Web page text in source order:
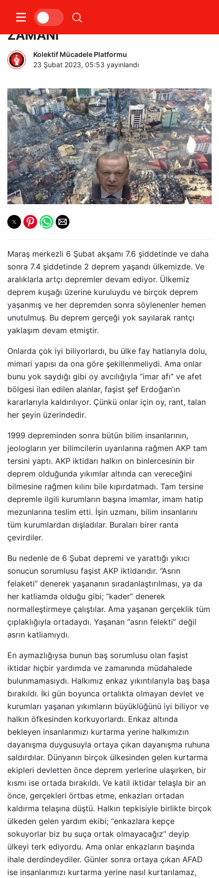
ŞİMDİ İSYANI ÖRGÜTLEME
ZAMANI
Kolektif Mücadele Platformu
23 Şubat 2023, 05:53 yayınlandı
Maraş merkezli 6 Şubat akşamı 7.6 şiddetinde ve daha
sonra 7.4 şiddetinde 2 deprem yaşandı ülkemizde. Ve
aralıklarla artçı depremler devam ediyor. Ülkemiz
deprem kuşağı üzerine kuruluydu ve birçok deprem
yaşanmış ve her depremden sonra söylenenler hemen
unutulmuş. Bu deprem gerçeği yok sayılarak rantçı
yaklaşım devam etmiştir.
Onlarda çok iyi biliyorlardı, bu ülke fay hatlarıyla dolu,
mimari yapısı da ona göre şekillenmeliydi. Ama onlar
bunu yok saydığı gibi oy avcılığıyla “imar afı” ve afet
bölgesi ilan edilen alanlar, faşist şef Erdoğan’ın
kararlarıyla kaldırılıyor. Çünkü onlar için oy, rant, talan
her şeyin üzerindedir.
1999 depreminden sonra bütün bilim insanlarının,
jeologların yer bilimcilerin uyarılarına rağmen AKP tam
tersini yaptı. AKP iktidarı halkın on binlercesinin bir
deprem olduğunda yıkımlar altında can vereceğini
bilmesine rağmen kılını bile kıpırdatmadı. Tam tersine
depremle ilgili kurumların başına imamlar, imam hatip
mezunlarına teslim etti. İşin uzmanı, bilim insanlarını
tüm kurumlardan dışladılar. Buraları birer ranta
çevirdiler.
Bu nedenle de 6 Şubat depremi ve yarattığı yıkıcı
sonucun sorumlusu faşist AKP iktidarıdır. “Asrın
felaketi” denerek yaşananın sıradanlaştırılması, ya da
her katliamda olduğu gibi; “kader” denerek
normalleştirmeye çalıştılar. Ama yaşanan gerçeklik tüm
çıplaklığıyla ortadaydı. Yaşanan “asrın felekti” değil
asrın katliamıydı.
En aymazlığıysa bunun baş sorumlusu olan faşist
iktidar hiçbir yardımda ve zamanında müdahalede
bulunmamasıydı. Halkımız enkaz yıkıntılarıyla baş başa
bırakıldı. İki gün boyunca ortalıkta olmayan devlet ve
kurumları yaşanan yıkımların büyüklüğünü iyi biliyor ve
halkın öfkesinden korkuyorlardı. Enkaz altında
bekleyen insanlarımızı kurtarma yerine halkımızın
dayanışma duygusuyla ortaya çıkan dayanışma ruhuna
saldırdılar. Dünyanın birçok ülkesinden gelen kurtarma
ekipleri devletten önce deprem yerlerine ulaşırken, bir
kısmı ise ortada bırakıldı. Ve katil iktidar telaşla bir an
önce, gerçekleri örtbas etme, enkazları ortadan
kaldırma telaşına düştü. Halkın tepkisiyle birlikte birçok
ülkeden gelen yardım ekibi; “enkazlara kepçe
sokuyorlar biz bu suça ortak olmayacağız” deyip
ülkeyi terk ediyordu. Ama onlar enkazların başında
ihale derdindeydiler. Günler sonra ortaya çıkan AFAD
ise insanlarımızı kurtarma yerine nasıl kurtarılamaz,